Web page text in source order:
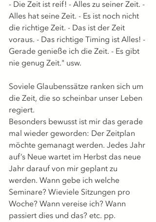
- Die Zeit ist reif! - Alles zu seiner Zeit. -
Alles hat seine Zeit. - Es ist noch nicht
die richtige Zeit. - Das ist der Zeit
voraus. - Das richtige Timing ist Alles! -
Gerade genieße ich die Zeit. - Es gibt
nie genug Zeit." usw.
Soviele Glaubenssätze ranken sich um
die Zeit, die so scheinbar unser Leben
regiert.
Besonders bewusst ist mir das gerade
mal wieder geworden: Der Zeitplan
möchte gemanagt werden. Jedes Jahr
auf’s Neue wartet im Herbst das neue
Jahr darauf von mir geplant zu
werden. Wann gebe ich welche
Seminare? Wieviele Sitzungen pro
Woche? Wann vereise ich? Wann
passiert dies und das? etc. pp.